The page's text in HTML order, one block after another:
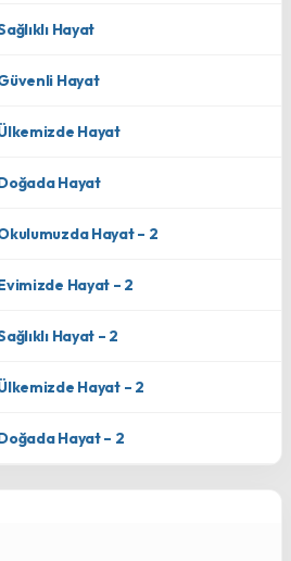
Hayat
Hayat
Hayat
Hayat
Hayat – 2
Hayat – 2
Hayat – 2
Hayat – 2
Hayat – 2